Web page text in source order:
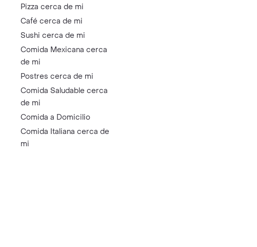
Pizza cerca de mi
Café cerca de mi
Sushi cerca de mi
Comida Mexicana cerca
de mi
Postres cerca de mi
Comida Saludable cerca
de mi
Comida a Domicilio
Comida Italiana cerca de
mi